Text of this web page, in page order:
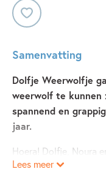
Samenvatting
Dolfje Weerwolfje
weerwolf te
spannend en
jaar.
Hoera! Dolfje, Noura
Ardennen met de hele
Lees meer